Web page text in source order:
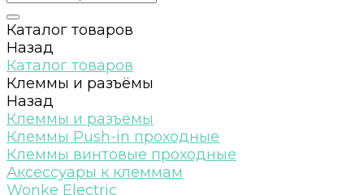
Каталог товаров
Назад
Каталог товаров
Клеммы и разъёмы
Назад
Клеммы и разъёмы
Клеммы Push-in проходные
Клеммы винтовые проходные
Аксессуары к клеммам
Wonke Electric